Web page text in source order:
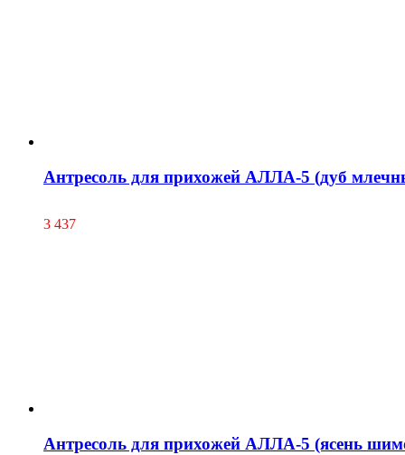
Антресоль для прихожей АЛЛА-5 (дуб
3 437
Антресоль для прихожей АЛЛА-5 (ясень